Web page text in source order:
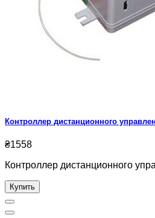
Контроллер дистанционного
₴1558
Контроллер дистанционного
Купить